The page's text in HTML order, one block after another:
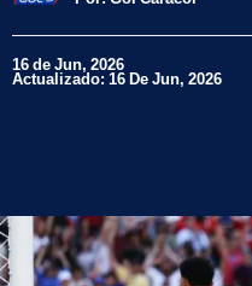
16 de Jun, 2026
Actualizado: 16 De Jun, 2026